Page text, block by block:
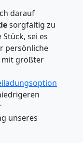
darauf
sorgfältig zu
sei es
persönliche
mit größter
unseres